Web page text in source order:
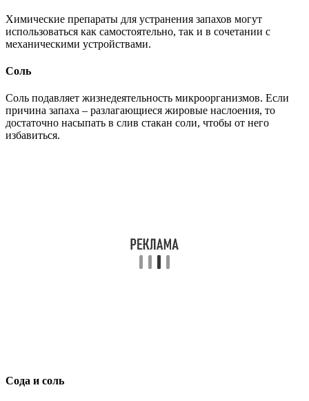
Химические препараты для устранения запахов могут
использоваться как самостоятельно, так и в сочетании с
механическими устройствами.
Соль
Соль подавляет жизнедеятельность микроорганизмов. Если
причина запаха – разлагающиеся жировые наслоения, то
достаточно насыпать в слив стакан соли, чтобы от него
избавиться.
Сода и соль